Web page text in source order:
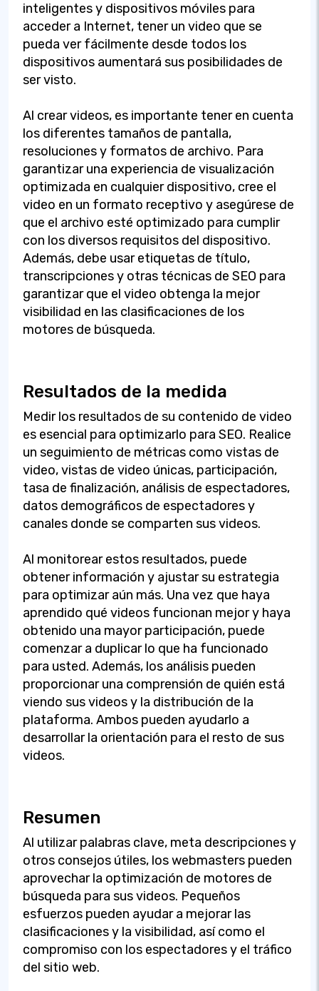
inteligentes y dispositivos móviles para
acceder a Internet, tener un video que se
pueda ver fácilmente desde todos los
dispositivos aumentará sus posibilidades de
ser visto.
Al crear videos, es importante tener en cuenta
los diferentes tamaños de pantalla,
resoluciones y formatos de archivo. Para
garantizar una experiencia de visualización
optimizada en cualquier dispositivo, cree el
video en un formato receptivo y asegúrese de
que el archivo esté optimizado para cumplir
con los diversos requisitos del dispositivo.
Además, debe usar etiquetas de título,
transcripciones y otras técnicas de SEO para
garantizar que el video obtenga la mejor
visibilidad en las clasificaciones de los
motores de búsqueda.
Resultados de la medida
Medir los resultados de su contenido de video
es esencial para optimizarlo para SEO. Realice
un seguimiento de métricas como vistas de
video, vistas de video únicas, participación,
tasa de finalización, análisis de espectadores,
datos demográficos de espectadores y
canales donde se comparten sus videos.
Al monitorear estos resultados, puede
obtener información y ajustar su estrategia
para optimizar aún más. Una vez que haya
aprendido qué videos funcionan mejor y haya
obtenido una mayor participación, puede
comenzar a duplicar lo que ha funcionado
para usted. Además, los análisis pueden
proporcionar una comprensión de quién está
viendo sus videos y la distribución de la
plataforma. Ambos pueden ayudarlo a
desarrollar la orientación para el resto de sus
videos.
Resumen
Al utilizar palabras clave, meta descripciones y
otros consejos útiles, los webmasters pueden
aprovechar la optimización de motores de
búsqueda para sus videos. Pequeños
esfuerzos pueden ayudar a mejorar las
clasificaciones y la visibilidad, así como el
compromiso con los espectadores y el tráfico
del sitio web.